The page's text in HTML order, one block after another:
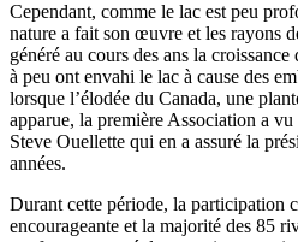
Cependant, comme le lac est peu
nature a fait son œuvre et les rayons
généré au cours des ans la
à peu ont envahi le lac à cause des
lorsque l’élodée du Canada, une
apparue, la première Association a
Steve Ouellette qui en a assuré la
années.
Durant cette période, la participation
encourageante et la majorité des 85